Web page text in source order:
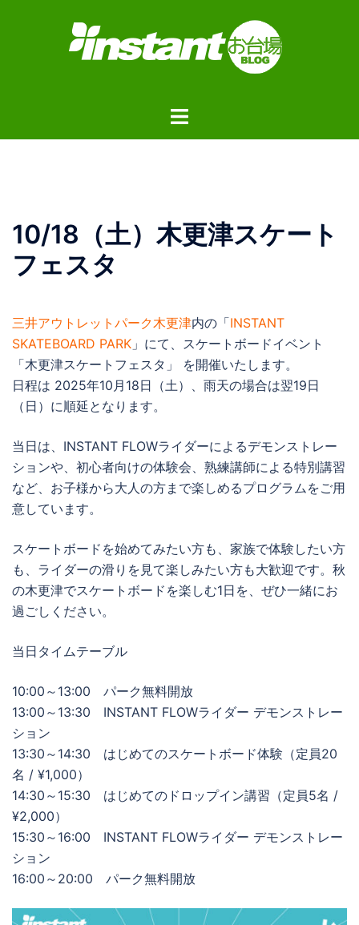
ト
ー
10/18（土）木更津スケート
フェスタ
三井アウトレットパーク木更津内の「INSTANT
SKATEBOARD PARK 」にて、スケートボードイベント
「木更津スケートフェスタ」 を開催いたします。
日程は 2025年10月18日（土）、雨天の場合は翌19日
（日）に順延となります。
当日は、INSTANT FLOWライダーによるデモンストレー
ションや、初心者向けの体験会、熟練講師による特別講習
など、お子様から大人の方まで楽しめるプログラムをご用
意しています。
スケートボードを始めてみたい方も、家族で体験したい方
も、ライダーの滑りを見て楽しみたい方も大歓迎です。秋
の木更津でスケートボードを楽しむ1日を、ぜひ一緒にお
過ごしください。
当日タイムテーブル
10:00～13:00 パーク無料開放
13:00～13:30 INSTANT FLOWライダー デモンストレー
ション
13:30～14:30 はじめてのスケートボード体験（定員20
名 / ¥1,000）
14:30～15:30 はじめてのドロップイン講習（定員5名 /
¥2,000）
15:30～16:00 INSTANT FLOWライダー デモンストレー
ション
16:00～20:00 パーク無料開放